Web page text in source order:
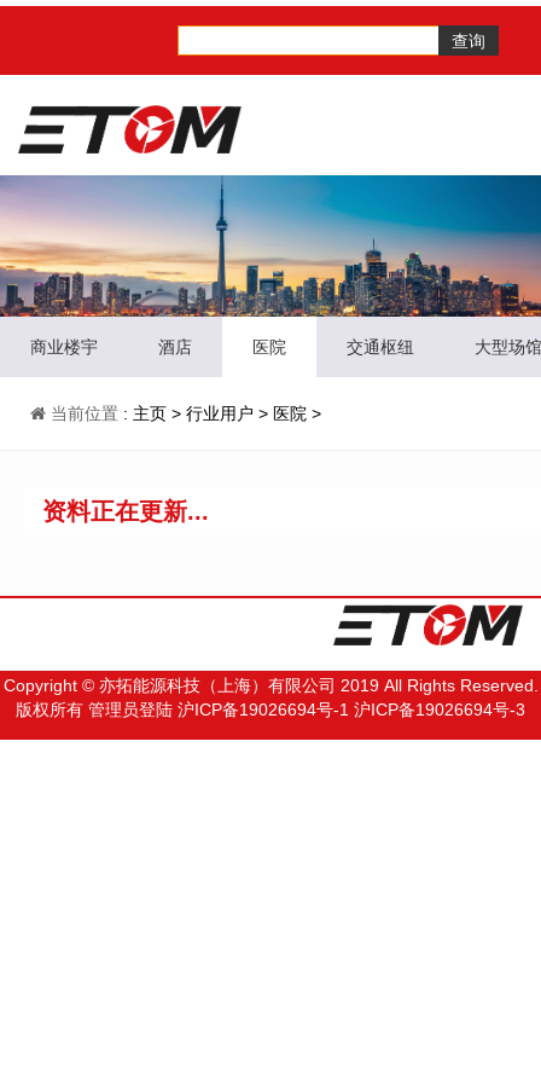
查询
商业楼宇 酒店 医院 交通枢纽 大型场馆
当前位置 : 主页 > 行业用户 > 医院 >
资料正在更新...
Copyright © 亦拓能源科技（上海）有限公司 2019 All Rights Reserved.
版权所有 管理员登陆 沪ICP备19026694号-1 沪ICP备19026694号-3